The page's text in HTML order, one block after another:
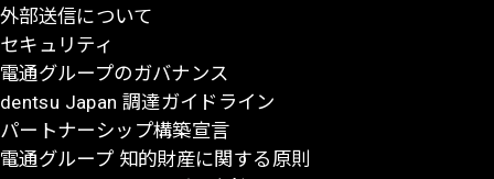
外部送信について
セキュリティ
電通グループのガバナンス
dentsu Japan 調達ガイドライン
パートナーシップ構築宣言
電通グループ 知的財産に関する原則